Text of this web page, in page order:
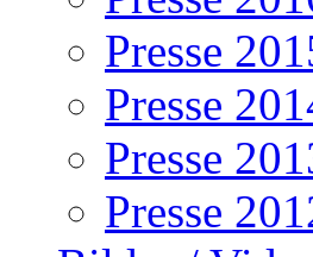
Presse
Presse
Presse
Presse